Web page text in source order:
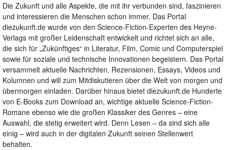
Die Zukunft und alle Aspekte, die mit ihr verbunden sind, faszinieren
und interessieren die Menschen schon immer. Das Portal
diezukunft.de wurde von den Science-Fiction-Experten des Heyne-
Verlags mit großer Leidenschaft entwickelt und richtet sich an alle,
die sich für „Zukünftiges“ in Literatur, Film, Comic und Computerspiel
sowie für soziale und technische Innovationen begeistern. Das Portal
versammelt aktuelle Nachrichten, Rezensionen, Essays, Videos und
Kolumnen und will zum Mitdiskutieren über die Welt von morgen und
übermorgen einladen. Darüber hinaus bietet diezukunft.de Hunderte
von E-Books zum Download an, wichtige aktuelle Science-Fiction-
Romane ebenso wie die großen Klassiker des Genres – eine
Auswahl, die stetig erweitert wird. Denn Lesen – da sind sich alle
einig – wird auch in der digitalen Zukunft seinen Stellenwert
behalten.